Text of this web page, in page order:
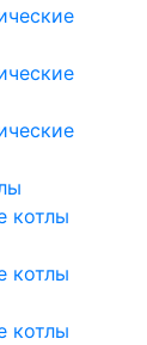
котлы
котлы
котлы